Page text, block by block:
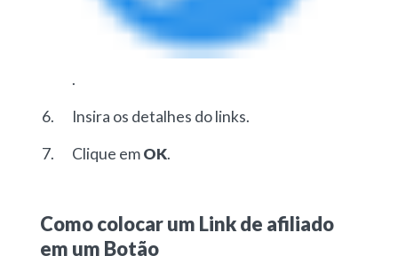
.
Insira os detalhes do links.
Clique emOK.
Como colocar um Link de afiliado
em um Botão